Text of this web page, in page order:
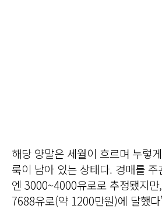
해당 양말은 세월이 흐르며 누렇
룩이 남아 있는 상태다. 경매를
엔 3000~4000유로로 추정됐지
7688유로(약 1200만원)에 달했